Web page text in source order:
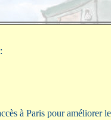
à Paris pour améliorer